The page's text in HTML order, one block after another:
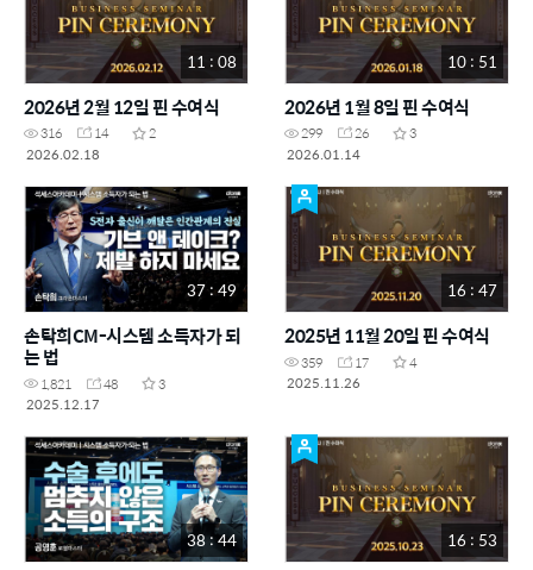
11 : 08
2026년 2월 12일 핀 수여식
316 14
2
2026.02.18
10 : 51
2026년 1월 8일 핀 수여식
299 26
3
2026.01.14
37 : 49
손탁희CM-시스템 소득자가 되
는 법
1,821 48
3
2025.12.17
16 : 47
2025년 11월 20일 핀 수여식
359 17
4
2025.11.26
38 : 44 16 : 53